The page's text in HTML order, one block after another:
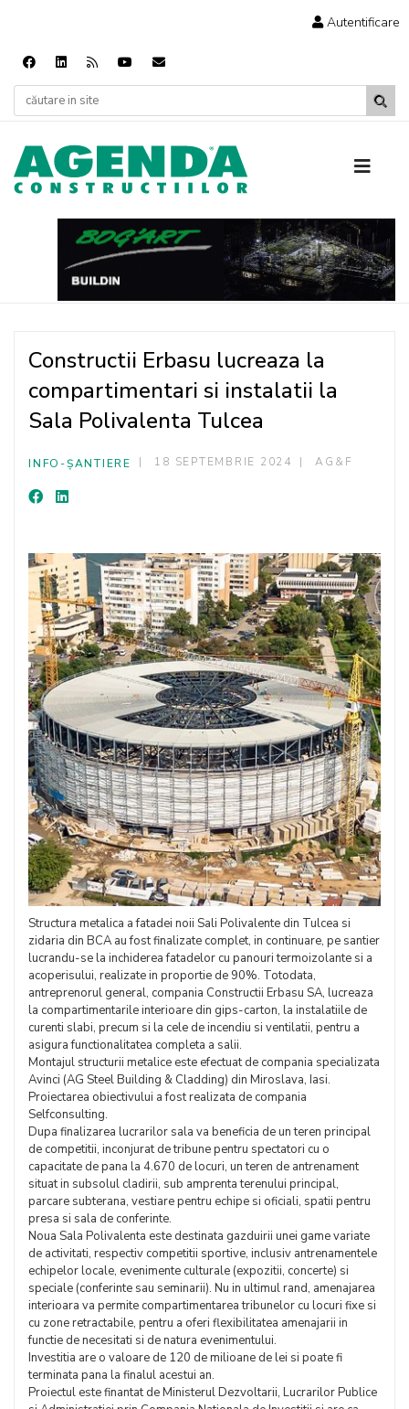
Autentificare
Constructii Erbasu lucreaza la
compartimentari si instalatii la
Sala Polivalenta Tulcea
INFO-ȘANTIERE 18 SEPTEMBRIE 2024 AG&F
Structura metalica a fatadei noii Sali Polivalente din Tulcea si
zidaria din BCA au fost finalizate complet, in continuare, pe santier
lucrandu-se la inchiderea fatadelor cu panouri termoizolante si a
acoperisului, realizate in proportie de 90%. Totodata,
antreprenorul general, compania Constructii Erbasu SA, lucreaza
la compartimentarile interioare din gips-carton, la instalatiile de
curenti slabi, precum si la cele de incendiu si ventilatii, pentru a
asigura functionalitatea completa a salii.
Montajul structurii metalice este efectuat de compania specializata
Avinci (AG Steel Building & Cladding) din Miroslava, Iasi.
Proiectarea obiectivului a fost realizata de compania
Selfconsulting.
Dupa finalizarea lucrarilor sala va beneficia de un teren principal
de competitii, inconjurat de tribune pentru spectatori cu o
capacitate de pana la 4.670 de locuri, un teren de antrenament
situat in subsolul cladirii, sub amprenta terenului principal,
parcare subterana, vestiare pentru echipe si oficiali, spatii pentru
presa si sala de conferinte.
Noua Sala Polivalenta este destinata gazduirii unei game variate
de activitati, respectiv competitii sportive, inclusiv antrenamentele
echipelor locale, evenimente culturale (expozitii, concerte) si
speciale (conferinte sau seminarii). Nu in ultimul rand, amenajarea
interioara va permite compartimentarea tribunelor cu locuri fixe si
cu zone retractabile, pentru a oferi flexibilitatea amenajarii in
functie de necesitati si de natura evenimentului.
Investitia are o valoare de 120 de milioane de lei si poate fi
terminata pana la finalul acestui an.
Proiectul este finantat de Ministerul Dezvoltarii, Lucrarilor Publice